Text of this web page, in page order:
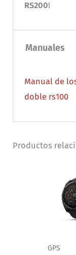
RS200!
Manuales
Manual de
doble rs100
Productos
GPS